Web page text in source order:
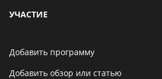
УЧАСТИЕ
Добавить программу
Добавить обзор или статью